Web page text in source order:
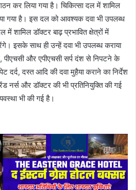
कर लिया गया है। चिकित्सा दल में शामिल
गया है। इस दल को आवश्यक दवा भी उपलब्ध
शामिल डॉक्टर बाढ़ प्रभावित क्षेत्रों में
इसके साथ ही उन्हें दवा भी उपलब्ध कराया
और एपीएचसी सर्प दंश से निपटने के
दर्द, दस्त आदि की दवा मुहैया कराने का निर्देश
नर्स और डॉक्टर की भी प्रतिनियुक्ति की गई
भी की गई है।